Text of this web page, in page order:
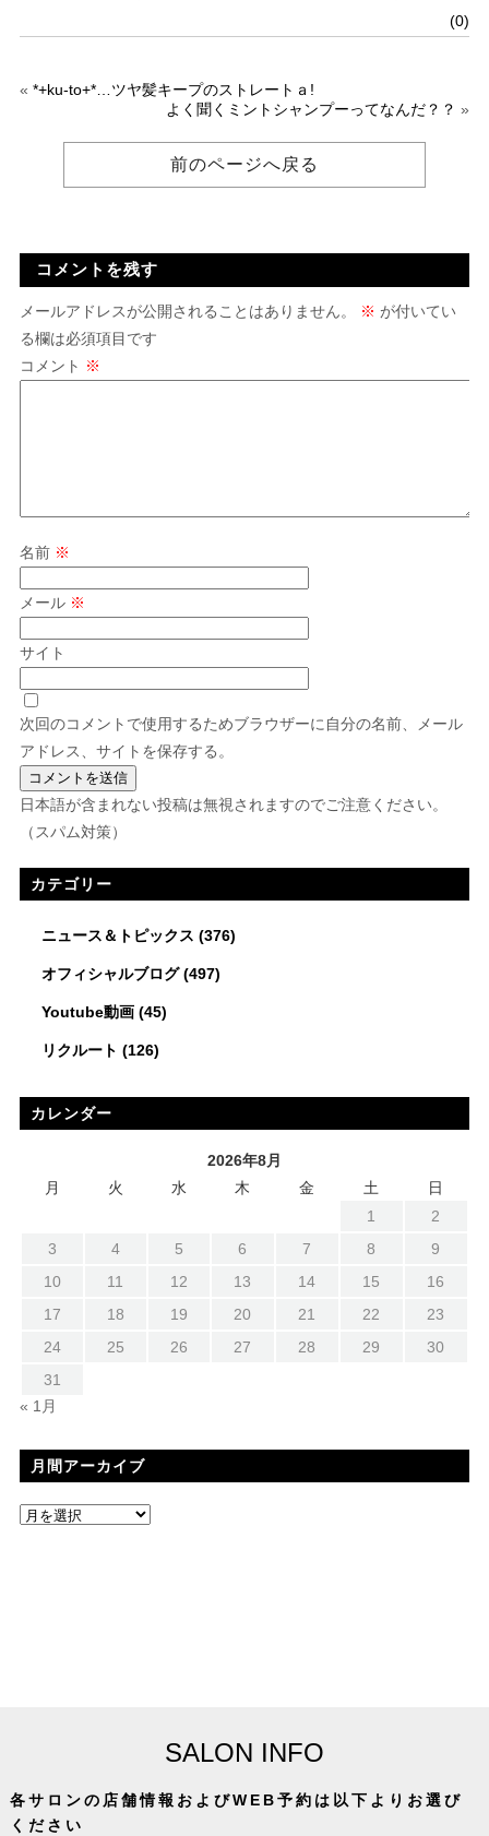
(0)
« *+ku-to+*…ツヤ髪キープのストレートａ!
よく聞くミントシャンプーってなんだ？？ »
前のページへ戻る
コメントを残す
メールアドレスが公開されることはありません。 ※ が付いてい
る欄は必須項目です
コメント ※
名前 ※
メール ※
サイト
次回のコメントで使用するためブラウザーに自分の名前、メール
アドレス、サイトを保存する。
日本語が含まれない投稿は無視されますのでご注意ください。
（スパム対策）
カテゴリー
ニュース＆トピックス (376)
オフィシャルブログ(497)
Youtube動画(45)
リクルート (126)
カレンダー
2026年8月
月
火 水 木 金 土
日
1
2
3
4 5 6 7 8
9
10
11 12 13 14 15
16
17
18 19 20 21 22
23
24
25 26 27 28 29
30
31
« 1月
月間アーカイブ
SALON INFO
各サロンの店舗情報およびWEB予約は以下よりお選び
ください